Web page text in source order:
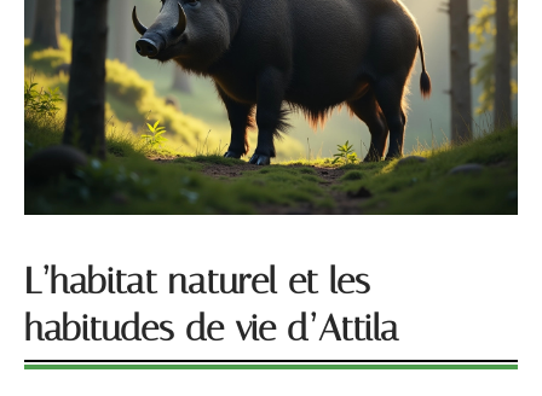
L’habitat naturel et les
habitudes de vie d’Attila